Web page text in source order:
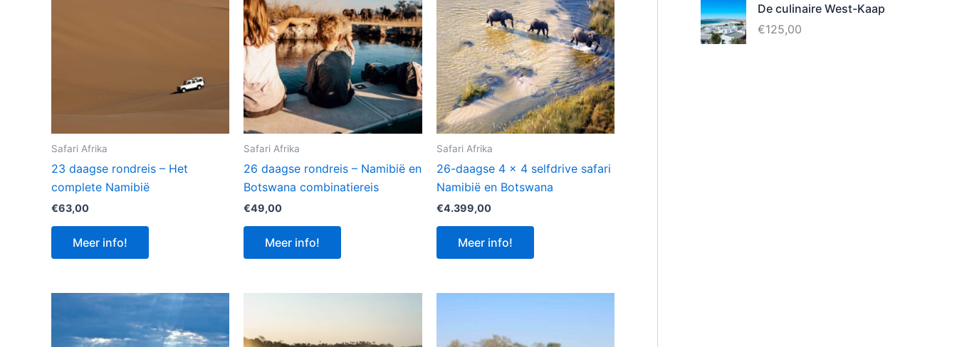
Safari Afrika
23 daagse rondreis – Het
complete Namibië
€63,00
Meer info!
Safari Afrika
26 daagse rondreis – Namibië en
Botswana combinatiereis
€49,00
Meer info!
Safari Afrika
26-daagse 4 x 4 selfdrive safari
Namibië en Botswana
€4.399,00
Meer info!
De culinaire West-Kaap
€125,00